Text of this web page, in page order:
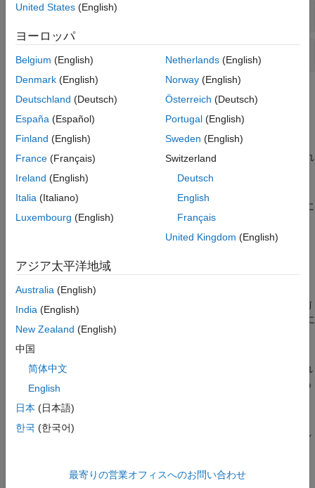
Simulinkモデルのループ整形
トピック
ループ整形の基礎
looptune を使用した調整のための制御システムの設定
looptuneを使用するには、コントローラーのパラメーター化され
looptune
では、既定の要件または指定した要件に合わせて以下に
示されているフィードバック ループを調整します。
Simulink での制御システムの調整
Simulink®でモデル化された制御システムを自動的に調整する。
調整された Simulink ブロックをパラメーター化する方法
制御システム調整器
インターフェイスの両方が、事前
定義されたパラメーター化を特定の Simulink ブロックに自動的に
割り当てます。
制御システムの解析と設計における対象信号のマーク
解析ポイントにより、MATLAB
または Simulink でモデル化され
たシステムでの内部信号へのアクセス、開ループ解析の実行、あ
複数の最適化の開始により、制御システム調整の結果が改善され
United States (English)
ヨーロッパ
Belgium (English)
Denmark (English)
Deutschland (Deutsch)
España (Español)
Finland (English)
France (Français)
Ireland (English)
Italia (Italiano)
Luxembourg (English)
Netherlands(English)
Norway(English)
Österreich (Deutsch)
Portugal(English)
Sweden (English)
Switzerland
Deutsch
English
Français
United Kingdom (English)
アジア太平洋地域
Australia (English)
India (English)
New Zealand (English)
中国
简体中文
English
日本 (日本語)
한국 (한국어)
最寄りの営業オフィスへのお問い合わせ